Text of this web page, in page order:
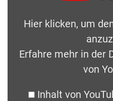
Hier klicken, um
Erfahre mehr in der
von
Inhalt von